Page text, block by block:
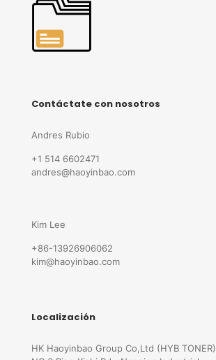
Contáctate con nosotros
Andres Rubio
+1 514 6602471
andres@haoyinbao.com
Kim Lee
+86-13926906062
kim@haoyinbao.com
Localización
HK Haoyinbao Group Co,Ltd (HYB TONER)